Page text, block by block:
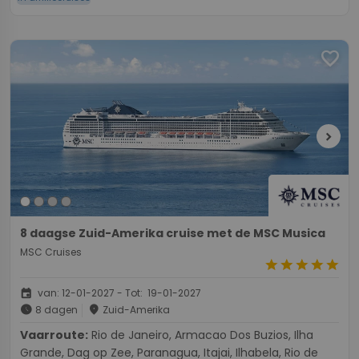
favorite
chevron_right
8 daagse Zuid-Amerika cruise met de MSC Musica
MSC Cruises
starstarstarstarstar
event van: 12-01-2027 - Tot: 19-01-2027
schedule 8 dagen place Zuid-Amerika
Vaarroute:
Grande, Dag op Zee, Paranagua, Itajai, Ilhabela, Rio de